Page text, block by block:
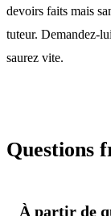
devoirs faits mais
tuteur. Demandez-
saurez vite.
Questions
À partir de